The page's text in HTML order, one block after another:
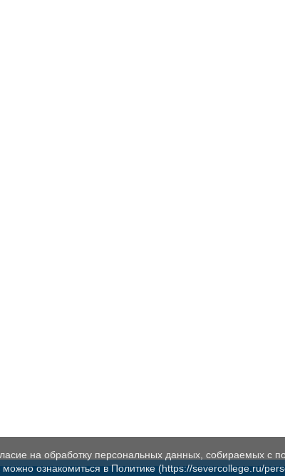
на обработку персональных данных, собираемых с
ознакомиться в Политике (https://severcollege.ru/